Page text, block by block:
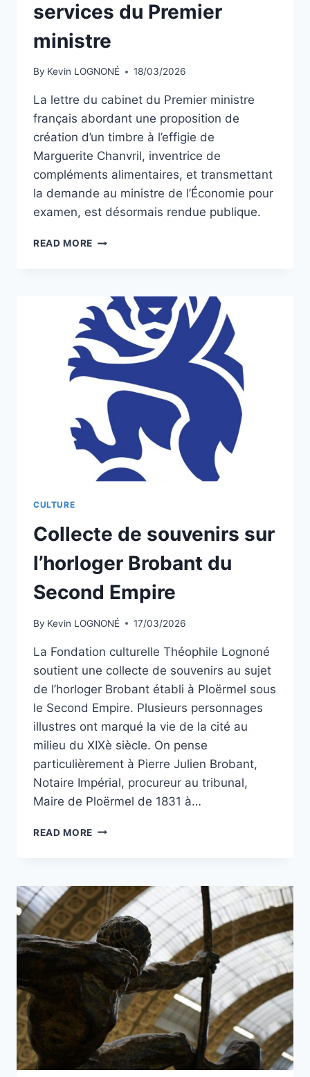
services du Premier
ministre
By Kevin LOGNONÉ 18/03/2026
La lettre du cabinet du Premier ministre
français abordant une proposition de
création d’un timbre à l’effigie de
Marguerite Chanvril, inventrice de
compléments alimentaires, et transmettant
la demande au ministre de l’Économie pour
examen, est désormais rendue publique.
READ MORE UNE
MARGUERITE
CHANVRIL
PRÉSENTÉE
AUX
SERVICES
PREMIER
MINISTRE
CULTURE
Collecte de souvenirs sur
l’horloger Brobant du
Second Empire
By Kevin LOGNONÉ 17/03/2026
La Fondation culturelle Théophile Lognoné
soutient une collecte de souvenirs au sujet
de l’horloger Brobant établi à Ploërmel sous
le Second Empire. Plusieurs personnages
illustres ont marqué la vie de la cité au
milieu du XIXè siècle. On pense
particulièrement à Pierre Julien Brobant,
Notaire Impérial, procureur au tribunal,
Maire de Ploërmel de 1831 à…
READ MORE COLLECTE
L’HORLOGER
BROBANT
DU
SECOND
EMPIRE